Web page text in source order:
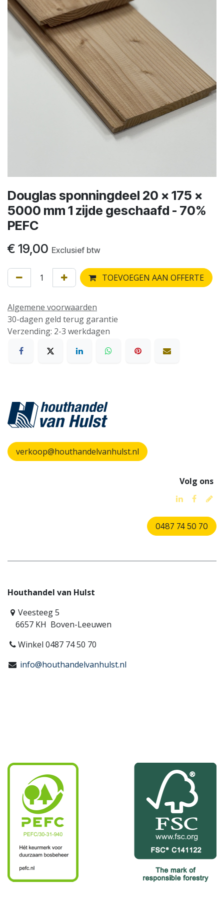
Douglas sponningdeel 20 x 175 x
5000 mm 1 zijde geschaafd - 70%
PEFC
€ 19,00 Exclusief btw
TOEVOEGEN AAN OFFERTE
Algemene voorwaarden
30-dagen geld terug garantie
Verzending: 2-3 werkdagen
verkoop@houthandelvanhulst.nl
Volg ons
0487 74 50 70
Houthandel van Hulst
Veesteeg 5
6657 KH Boven-Leeuwen
Winkel 0487 74 50 70
info@houthandelvanhulst.nl